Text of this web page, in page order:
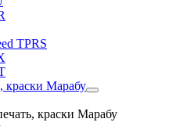
TPRS
краски Марабу
краски Марабу